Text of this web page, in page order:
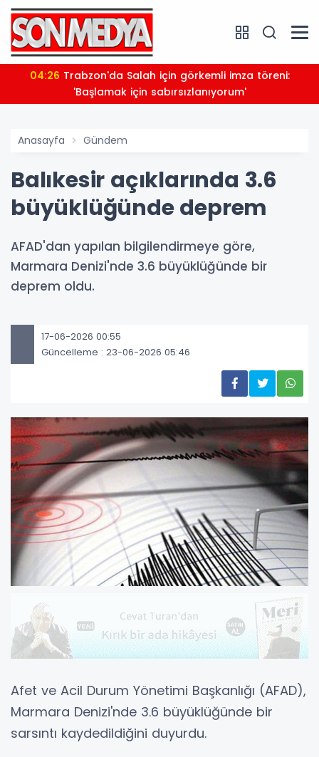
04:26
'Başlamak için sabırsızlanıyorum'
Anasayfa Gündem
Balıkesir açıklarında 3.6
büyüklüğünde deprem
AFAD'dan yapılan bilgilendirmeye göre,
Marmara Denizi'nde 3.6 büyüklüğünde bir
deprem oldu.
17-06-2026 00:55
Güncelleme : 23-06-2026 05:46
Afet ve Acil Durum Yönetimi Başkanlığı (AFAD),
Marmara Denizi'nde 3.6 büyüklüğünde bir
sarsıntı kaydedildiğini duyurdu.